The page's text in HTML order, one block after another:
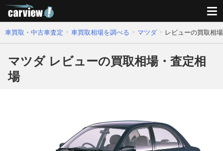
車買取・中古車査定 車買取相場を調べる マツダ レビューの買取相
マツダ レビューの買取相場・査定相
場